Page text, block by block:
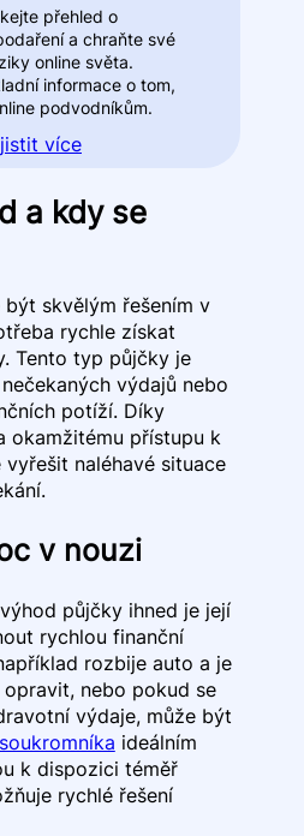
přehled o
a chraňte své
online světa.
informace o tom,
podvodníkům.
více
a kdy se
být skvělým řešením v
rychle získat
Tento typ půjčky je
výdajů nebo
potíží. Díky
okamžitému přístupu k
vyřešit naléhavé situace
v nouzi
půjčky ihned je její
rychlou finanční
rozbije auto a je
nebo pokud se
výdaje, může být
ideálním
k dispozici téměř
rychlé řešení